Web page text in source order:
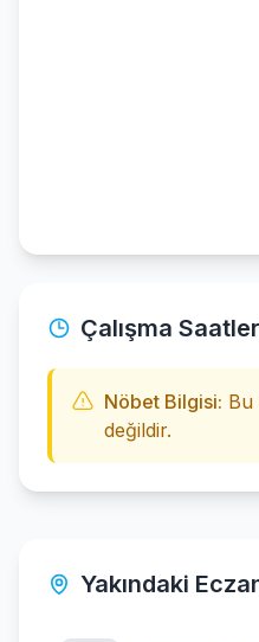
Çalışma
Nöbet Bilgisi: Bu
değildir.
Yakındaki